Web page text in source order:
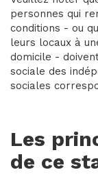
personnes qui
conditions - ou
leurs locaux à
domicile -
sociale des
sociales
Les
de ce